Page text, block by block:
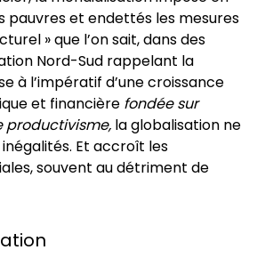
pauvres et endettés les mesures
» que l’on sait, dans des
Nord-Sud rappelant la
à l’impératif d’une croissance
et financière fondée sur
productivisme, la globalisation ne
Et accroît les
souvent au détriment de